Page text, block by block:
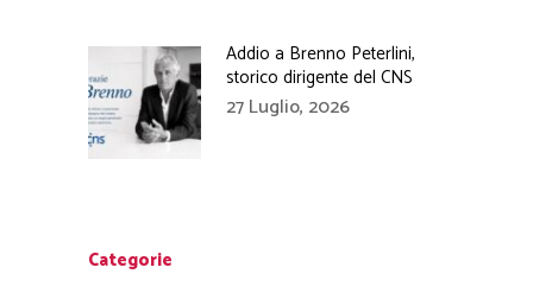
Addio a Brenno Peterlini,
storico dirigente del CNS
27 Luglio, 2026
Categorie